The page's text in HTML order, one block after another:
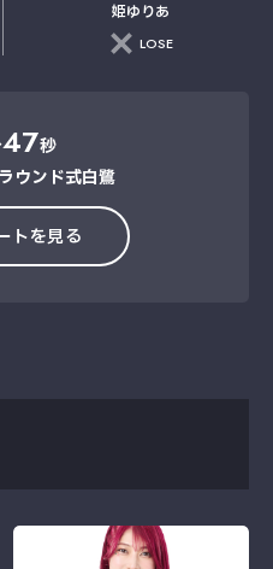
姫ゆりあ
LOSE
47秒
ウンド式白鷺
トを見る